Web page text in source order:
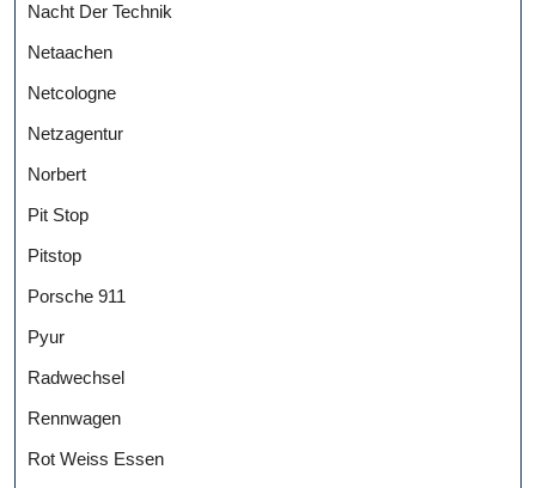
Nacht Der Technik
Netaachen
Netcologne
Netzagentur
Norbert
Pit Stop
Pitstop
Porsche 911
Pyur
Radwechsel
Rennwagen
Rot Weiss Essen